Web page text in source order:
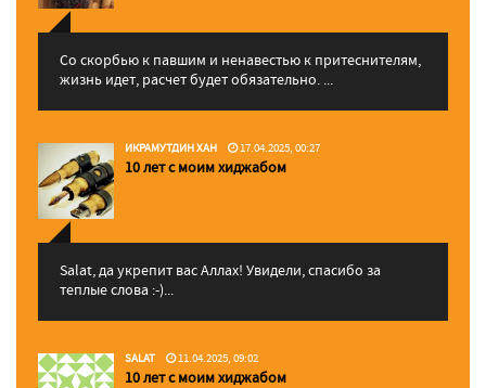
Со скорбью к павшим и ненавестью к притеснителям,
жизнь идет, расчет будет обязательно. ...
ИКРАМУТДИН ХАН 17.04.2025, 00:27
10 лет с моим хиджабом
Salat, да укрепит вас Аллаx! Увидели, спасибо за
теплые слова :-)...
SALAT 11.04.2025, 09:02
10 лет с моим хиджабом